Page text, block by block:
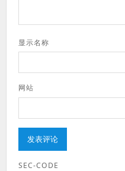
显示名称
网站
SEC-CODE